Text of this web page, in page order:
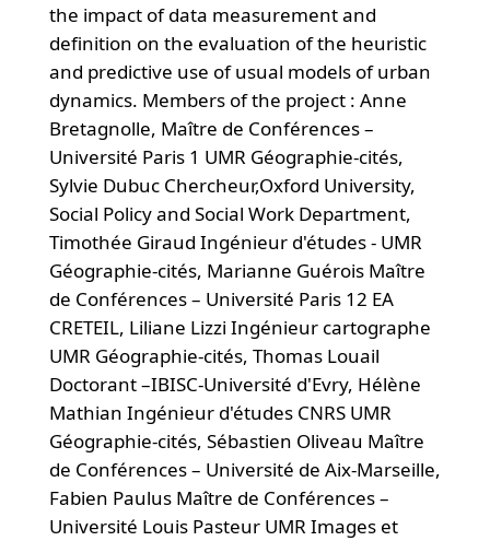
the impact of data measurement and
definition on the evaluation of the heuristic
and predictive use of usual models of urban
dynamics. Members of the project : Anne
Bretagnolle, Maître de Conférences –
Université Paris 1 UMR Géographie-cités,
Sylvie Dubuc Chercheur,Oxford University,
Social Policy and Social Work Department,
Timothée Giraud Ingénieur d'études - UMR
Géographie-cités, Marianne Guérois Maître
de Conférences – Université Paris 12 EA
CRETEIL, Liliane Lizzi Ingénieur cartographe
UMR Géographie-cités, Thomas Louail
Doctorant –IBISC-Université d'Evry, Hélène
Mathian Ingénieur d'études CNRS UMR
Géographie-cités, Sébastien Oliveau Maître
de Conférences – Université de Aix-Marseille,
Fabien Paulus Maître de Conférences –
Université Louis Pasteur UMR Images et